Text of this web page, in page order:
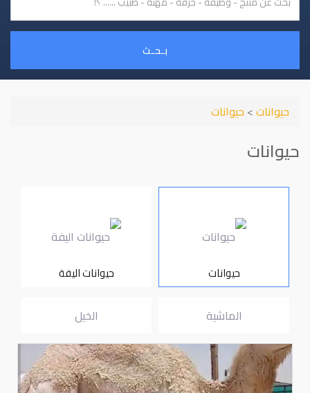
بـحـث
حيوانات> حيوانات
حيوانات
حيوانات حيوانات اليفة
الماشية الخيل